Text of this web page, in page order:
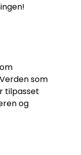
som
tilpasset
og